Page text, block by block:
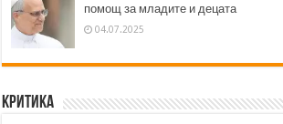
помощ за младите и децата
04.07.2025
Критика